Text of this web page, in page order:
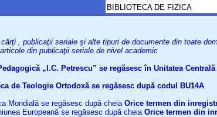
cărţi , publicaţii seriale şi alte tipuri de documente din toate
articole din publicaţii seriale de nivel academic
„I.C. Petrescu” se regăsesc în Unitatea
de Teologie Ortodoxă se regăsesc după codul BU14A
Mondială se regăsesc după cheia Orice termen din
Europeană se regăsesc după cheia Orice termen din